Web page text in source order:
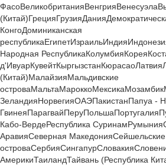
ФасоВеликобританияВенгрияВенесуэла
(Китай)ГрецияГрузияДания
КонгоДоминиканская
республикаЕгипетИзраильИндия
Народная РеспубликаКолумбияКорея
д'ИвуарКувейтКыргызстанКюрасаоЛатвия
(Китай)МалайзияМальдивские
островаМальтаМароккоМексикаМозамбик
ЗеландияНорвегияОАЭПакистанПапуа -
ГвинеяПарагвайПеруПольшаПортугалия
Кабо-ВердеРеспублика СуринамРумыния
АравияСеверная МакедонияСейшельские
островаСербияСингапурСловакия
АмерикиТаиландТайвань (Республика